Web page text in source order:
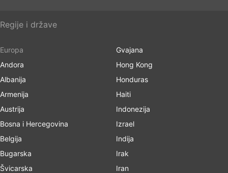
Regije i države
Europa
Andora
Albanija
Armenija
Austrija
Bosna i Hercegovina
Belgija
Bugarska
Švicarska
Gvajana
Hong Kong
Honduras
Haiti
Indonezija
Izrael
Indija
Irak
Iran